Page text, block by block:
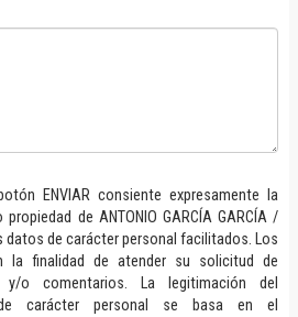
ENVIAR consiente expresamente la
de ANTONIO GARCÍA GARCÍA /
datos de carácter personal facilitados. Los
la finalidad de atender su solicitud de
y/o comentarios. La legitimación del
carácter personal se basa en el